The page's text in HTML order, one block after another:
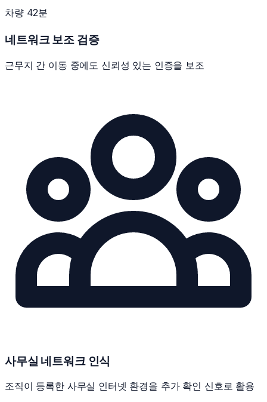
차량 42분
네트워크 보조 검증
근무지 간 이동 중에도 신뢰성 있는 인증을 보조
사무실 네트워크 인식
조직이 등록한 사무실 인터넷 환경을 추가 확인 신호로 활용